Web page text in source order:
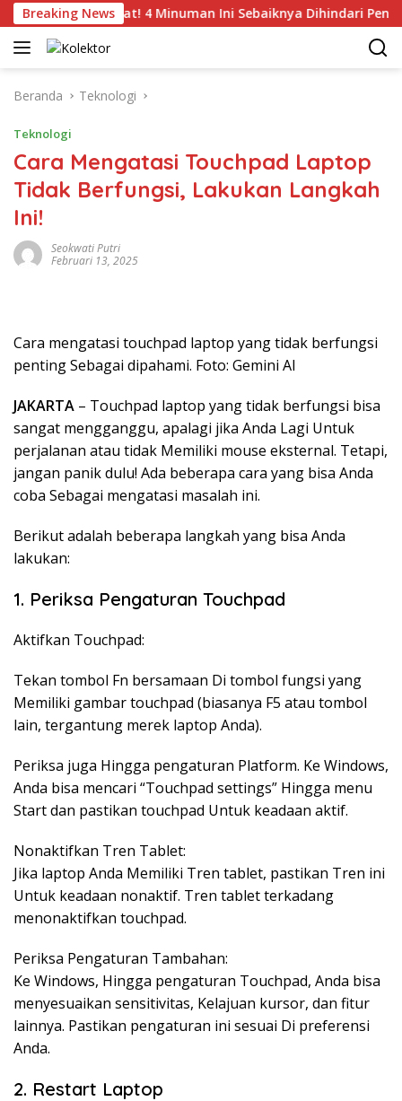
Langsung
ke
konten
Breaking News
Catat! 4 Minuman Ini Sebaiknya Dihindari Penderita
Beranda Teknologi
Teknologi
Cara Mengatasi Touchpad Laptop
Tidak Berfungsi, Lakukan Langkah
Ini!
Seokwati Putri
Februari 13, 2025
Cara mengatasi touchpad laptop yang tidak berfungsi
penting Sebagai dipahami. Foto: Gemini AI
JAKARTA – Touchpad laptop yang tidak berfungsi bisa
sangat mengganggu, apalagi jika Anda Lagi Untuk
perjalanan atau tidak Memiliki mouse eksternal. Tetapi,
jangan panik dulu! Ada beberapa cara yang bisa Anda
coba Sebagai mengatasi masalah ini.
Berikut adalah beberapa langkah yang bisa Anda
lakukan:
1. Periksa Pengaturan Touchpad
Aktifkan Touchpad:
Tekan tombol Fn bersamaan Di tombol fungsi yang
Memiliki gambar touchpad (biasanya F5 atau tombol
lain, tergantung merek laptop Anda).
Periksa juga Hingga pengaturan Platform. Ke Windows,
Anda bisa mencari “Touchpad settings” Hingga menu
Start dan pastikan touchpad Untuk keadaan aktif.
Nonaktifkan Tren Tablet:
Jika laptop Anda Memiliki Tren tablet, pastikan Tren ini
Untuk keadaan nonaktif. Tren tablet terkadang
menonaktifkan touchpad.
Periksa Pengaturan Tambahan:
Ke Windows, Hingga pengaturan Touchpad, Anda bisa
menyesuaikan sensitivitas, Kelajuan kursor, dan fitur
lainnya. Pastikan pengaturan ini sesuai Di preferensi
Anda.
2. Restart Laptop